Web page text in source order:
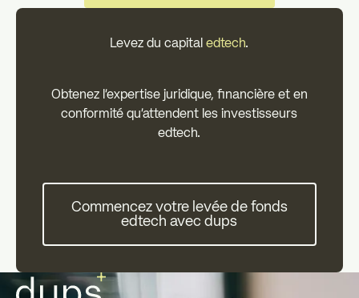
Levez du capitaledtech.
Obtenez l'expertise juridique, financière et en
conformité qu'attendent les investisseurs
edtech.
Commencez votre levée de fonds
edtech avec dups
Pied de page